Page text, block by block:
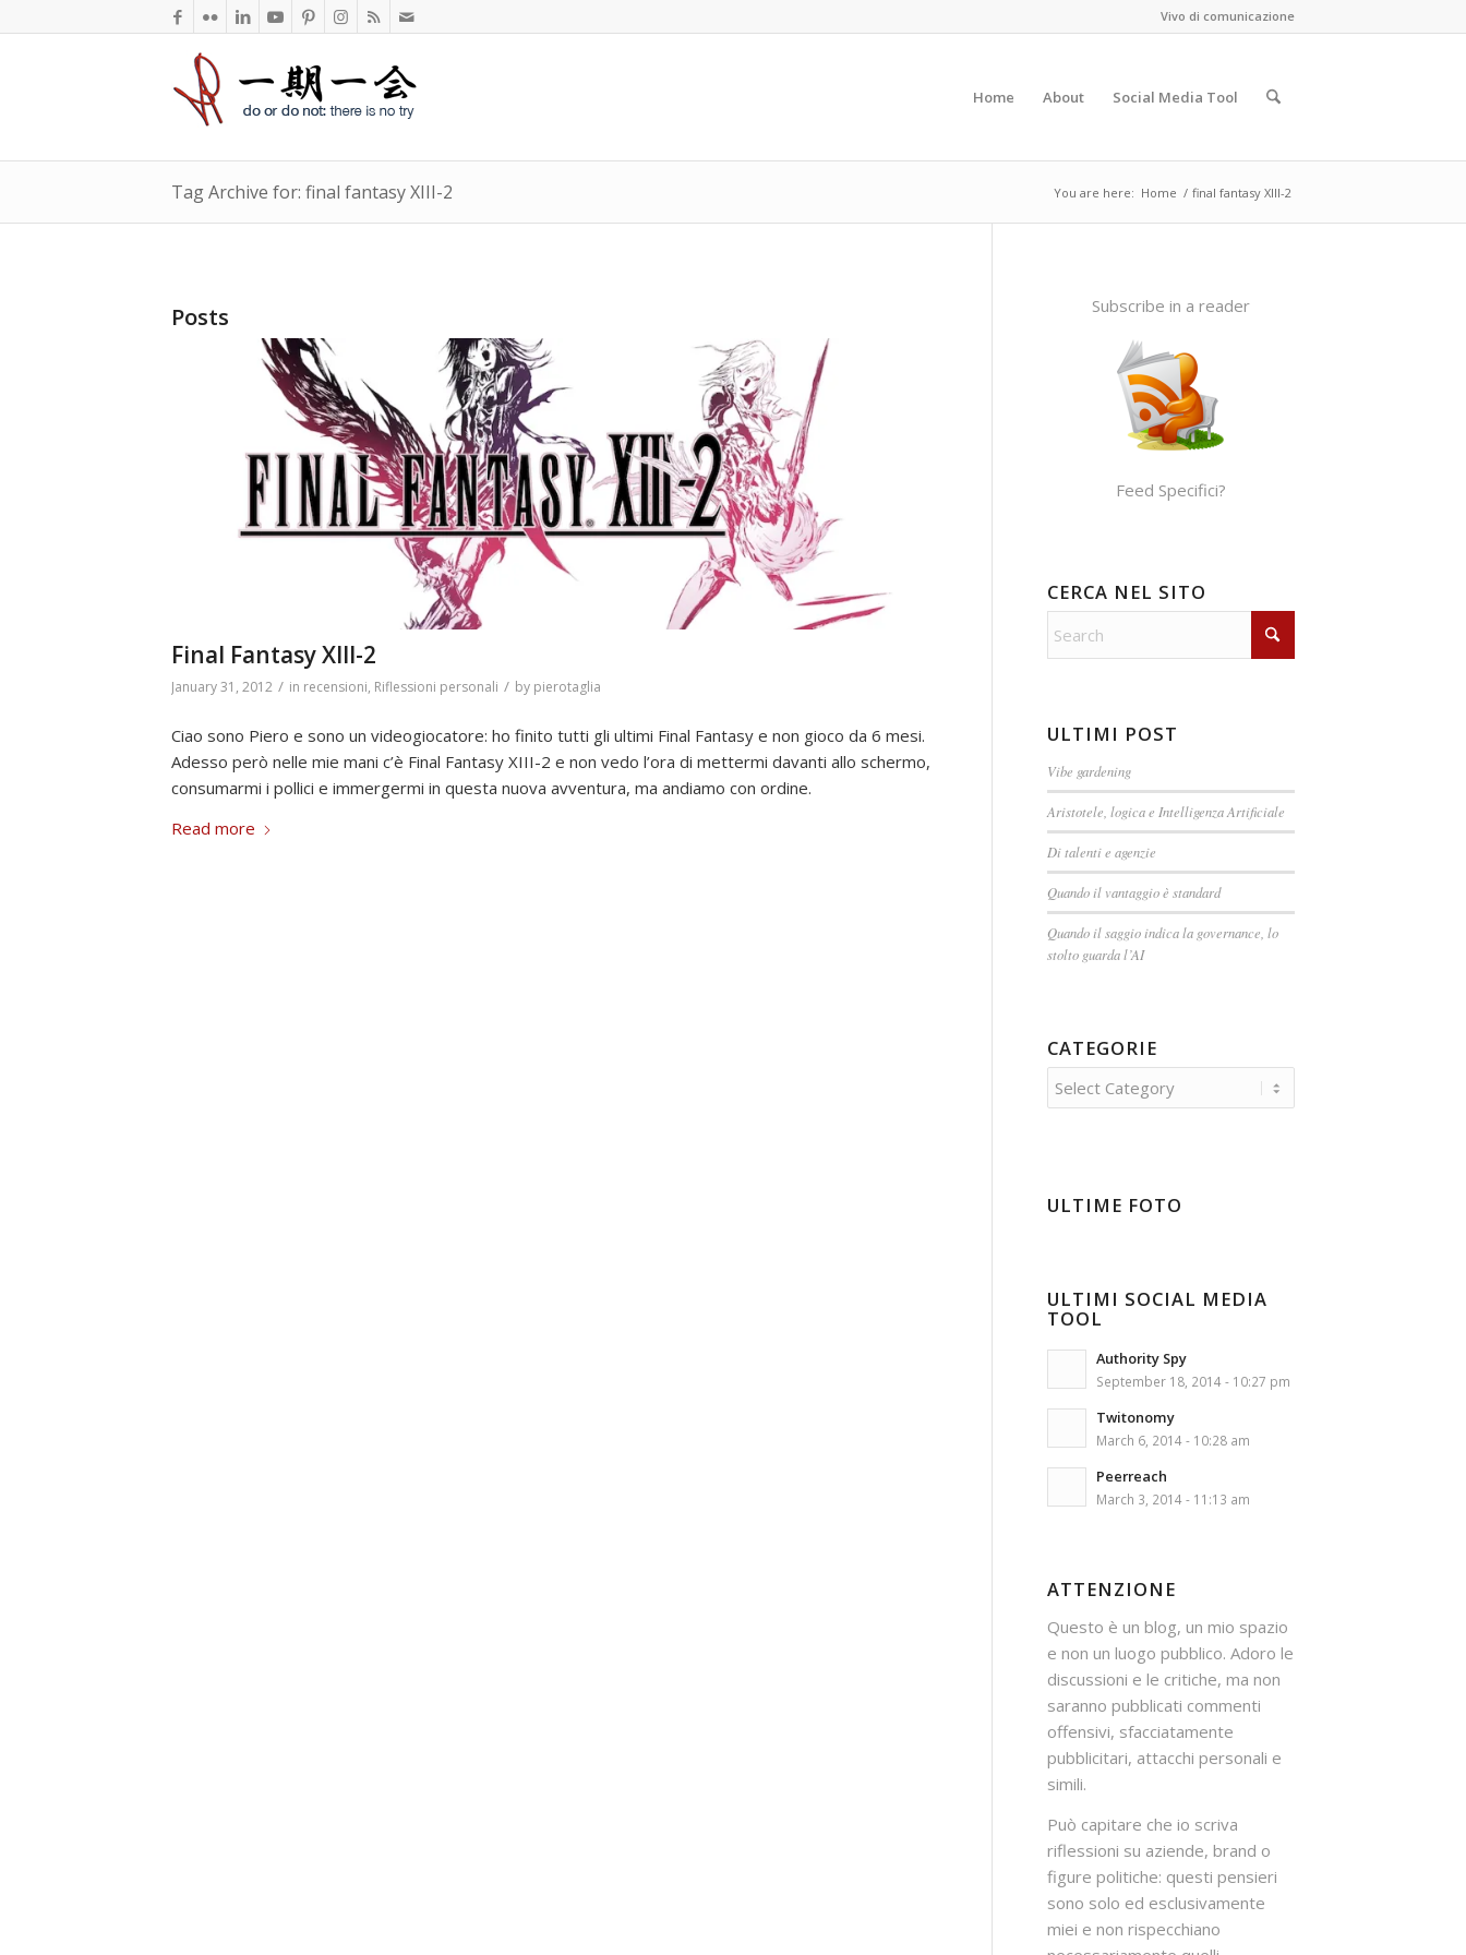
Vivo di comunicazione
Home About Social Media Tool
Tag Archive for: final fantasy XIII-2 You are here: Home / final fantasy XIII-2
Posts
Final Fantasy XIII-2
January 31, 2012 / in recensioni, Riflessioni personali / by pierotaglia
Ciao sono Piero e sono un videogiocatore: ho finito tutti gli ultimi Final Fantasy e non gioco da 6 mesi.
Adesso però nelle mie mani c’è Final Fantasy XIII-2 e non vedo l’ora di mettermi davanti allo schermo,
consumarmi i pollici e immergermi in questa nuova avventura, ma andiamo con ordine.
Read more
Subscribe in a reader
Feed Specifici?
CERCA NEL SITO
ULTIMI POST
Vibe gardening
Aristotele, logica e Intelligenza Artificiale
Di talenti e agenzie
Quando il vantaggio è standard
Quando il saggio indica la governance, lo
stolto guarda l’AI
CATEGORIE
Categorie
ULTIME FOTO
ULTIMI SOCIAL MEDIA
TOOL
Authority Spy
September 18, 2014 - 10:27 pm
Twitonomy
March 6, 2014 - 10:28 am
Peerreach
March 3, 2014 - 11:13 am
ATTENZIONE
Questo è un blog, un mio spazio
e non un luogo pubblico. Adoro le
discussioni e le critiche, ma non
saranno pubblicati commenti
offensivi, sfacciatamente
pubblicitari, attacchi personali e
simili.
Può capitare che io scriva
riflessioni su aziende, brand o
figure politiche: questi pensieri
sono solo ed esclusivamente
miei e non rispecchiano